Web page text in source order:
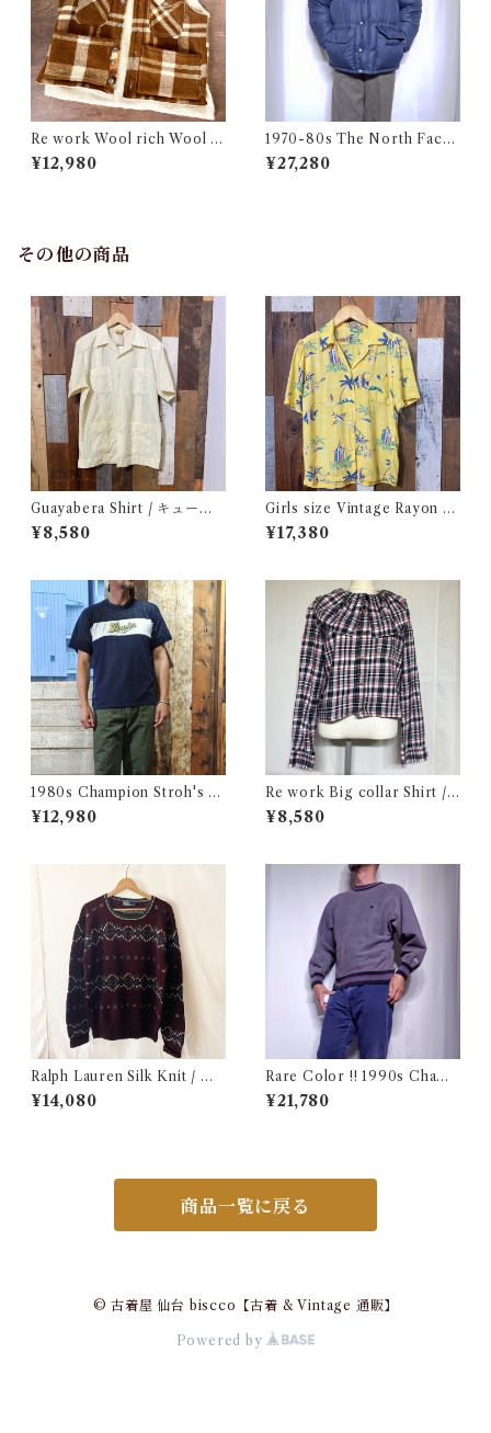
Re work Wool rich Wool B
oa Vest / リワーク ウールリ
ッチ ウール ボア ベスト 古着
¥12,980
1970-80s The North Face
Down Jacket Talon Navy /
茶タグ ノースフェイス ダウン
¥27,280
その他の商品
Guayabera Shirt / キューバ
シャツ 古着
¥8,580
Girls size Vintage Rayon H
awaiian Shirt / ガールズ サイ
ズ ヴィンテージ レーヨン ハワ
¥17,380
1980s Champion Stroh's W
ater Print T-Shirt Size XL /
チャンピオン トリコ タグ 染み
¥12,980
Re work Big collar Shirt /
リワーク ビックカラー シャツ
古着
¥8,580
Ralph Lauren Silk Knit / ラ
ルフローレン シルク セーター
古着
¥14,080
Rare Color !! 1990s Champ
ion Reverse Weave Charco
al Gray Size M / チャンピオ
¥21,780
商品一覧に戻る
© 古着屋 仙台 biscco【古着 & Vintage 通販】
Powered by